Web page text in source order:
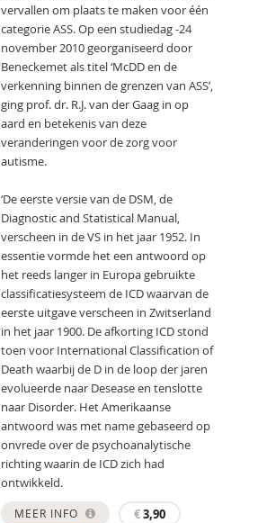
vervallen om plaats te maken voor één
categorie ASS. Op een studiedag -24
november 2010 georganiseerd door
Beneckemet als titel ‘McDD en de
verkenning binnen de grenzen van ASS’,
ging prof. dr. R.J. van der Gaag in op
aard en betekenis van deze
veranderingen voor de zorg voor
autisme.
‘De eerste versie van de DSM, de
Diagnostic and Statistical Manual,
verscheen in de VS in het jaar 1952. In
essentie vormde het een antwoord op
het reeds langer in Europa gebruikte
classificatiesysteem de ICD waarvan de
eerste uitgave verscheen in Zwitserland
in het jaar 1900. De afkorting ICD stond
toen voor International Classification of
Death waarbij de D in de loop der jaren
evolueerde naar Desease en tenslotte
naar Disorder. Het Amerikaanse
antwoord was met name gebaseerd op
onvrede over de psychoanalytische
richting waarin de ICD zich had
ontwikkeld.
MEER INFO €3,90